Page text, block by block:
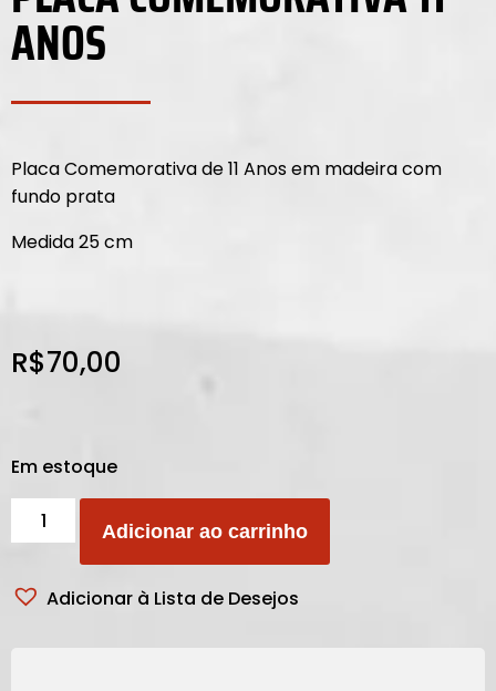
ANOS
Placa Comemorativa de 11 Anos em madeira com
fundo prata
Medida 25 cm
R$70,00
Em estoque
Adicionar ao carrinho
Adicionar à Lista de Desejos